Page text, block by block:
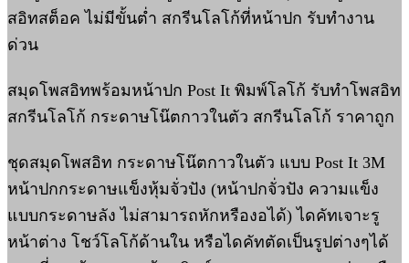
สอิทสต็อค ไม่มีขั้นต่ำ สกรีนโลโก้ที่หน้าปก รับทำงาน
ด่วน
สมุดโพสอิทพร้อมหน้าปก Post It พิมพ์โลโก้ รับทำโพสอิท
สกรีนโลโก้ กระดาษโน๊ตกาวในตัว สกรีนโลโก้ ราคาถูก
ชุดสมุดโพสอิท กระดาษโน๊ตกาวในตัว แบบ Post It 3M
หน้าปกกระดาษแข็งหุ้มจั่วปัง (หน้าปกจั่วปัง ความแข็ง
แบบกระดาษลัง ไม่สามารถหักหรืองอได้) ไดคัทเจาะรู
หน้าต่าง โชว์โลโก้ด้านใน หรือไดคัทตัดเป็นรูปต่างๆได้